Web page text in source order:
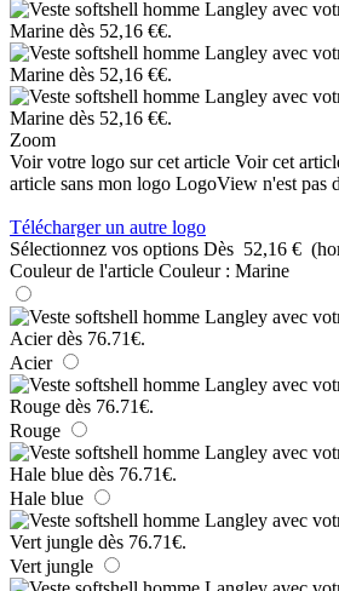
Zoom
Voir votre logo sur cet article Voir cet
article sans mon logo LogoView n'est pas
Télécharger un autre logo
Sélectionnez vos options Dès 52,16 €
Couleur de l'article Couleur : Marine
Acier
Rouge
Hale blue
Vert jungle